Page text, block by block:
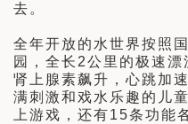
去。
全年开放的水世界按照
园，全长2公里的极速
肾上腺素飙升，心跳加
满刺激和戏水乐趣的儿
上游戏，还有15条功能